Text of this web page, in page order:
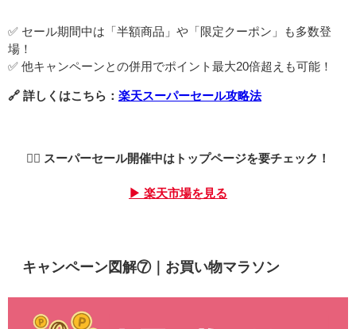
✅ セール期間中は「半額商品」や「限定クーポン」も多数登
場！
✅ 他キャンペーンとの併用でポイント最大20倍超えも可能！
🔗 詳しくはこちら： 楽天スーパーセール攻略法
🏃‍♂️ スーパーセール開催中はトップページを要チェック！
▶ 楽天市場を見る
キャンペーン図解⑦｜お買い物マラソン